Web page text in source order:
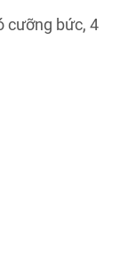
cưỡng bức, 4